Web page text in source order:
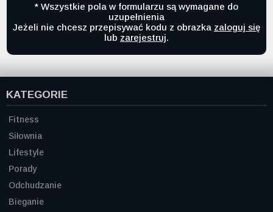
* Wszystkie pola w formularzu są wymagane do
uzupełnienia
Jeżeli nie chcesz przepisywać kodu z obrazka zaloguj się
lub zarejestruj.
KATEGORIE
Fitness
Siłownia
Lifestyle
Porady
Odchudzanie
Bieganie